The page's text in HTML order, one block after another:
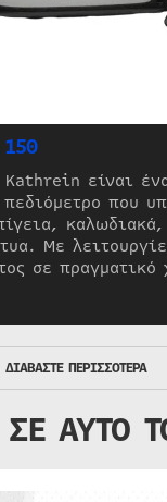
Kathrein είναι
που
Με
σε πραγματικό
ΔΙΑΒΑΣΤΕ ΠΕΡΙΣΣΟΤΕΡΑ
ΣΕ ΑΥΤΟ